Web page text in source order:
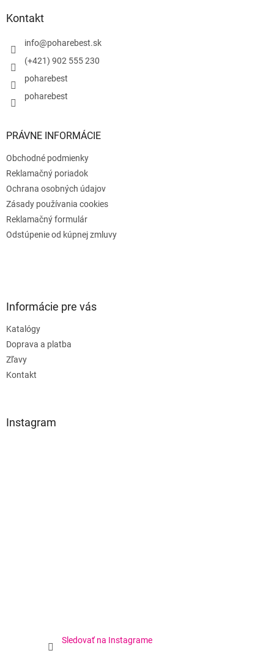
Kontakt
info@poharebest.sk
(+421) 902 555 230
poharebest
poharebest
PRÁVNE INFORMÁCIE
Obchodné podmienky
Reklamačný poriadok
Ochrana osobných údajov
Zásady používania cookies
Reklamačný formulár
Odstúpenie od kúpnej zmluvy
Informácie pre vás
Katalógy
Doprava a platba
Zľavy
Kontakt
Instagram
Sledovať na Instagrame